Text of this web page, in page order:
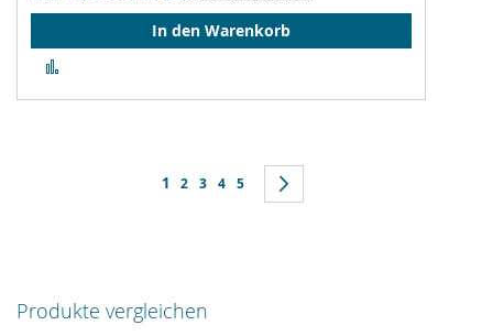
In den Warenkorb
hinzufügen
Sie lesen gerade Seite
1 Seite
2 Seite
3 Seite
4 Seite
5
Produkte vergleichen